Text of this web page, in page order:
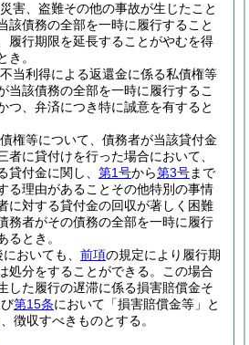
害、盗難その他の事故が生じたこと
該債務の全部を一時に履行すること
履行期限を延長することがやむを得
き。
当利得による返還金に係る私債権等
当該債務の全部を一時に履行するこ
つ、弁済につき特に誠意を有すると
権等について、債務者が当該貸付金
者に貸付けを行った場合において、
貸付金に関し、 第1号から第3号まで
る理由があることその他特別の事情
に対する貸付金の回収が著しく困難
務者がその債務の全部を一時に履行
るとき。
おいても、 前項の規定により履行期
処分をすることができる。
この場合
した履行の遅滞に係る損害賠償金そ
第15条において「損害賠償金等」と
徴収すべきものとする。